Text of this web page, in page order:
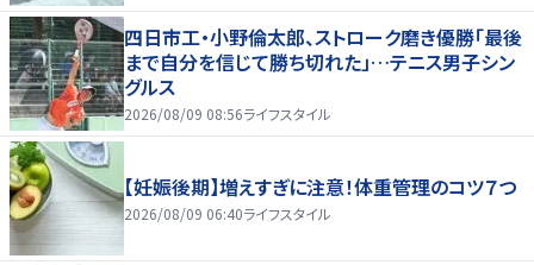
四日市工・小野倫太郎、ストローク磨き優勝「最後
まで自分を信じて勝ち切れた」…テニス男子シン
グルス
2026/08/09 08:56ライフスタイル
【妊娠後期】増えすぎに注意！体重管理のコツ７つ
2026/08/09 06:40ライフスタイル